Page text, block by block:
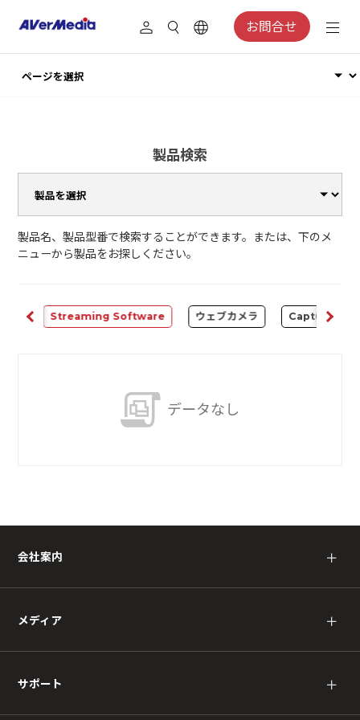
お問合せ
製品検索
製品名、製品型番で検索することができます。または、下のメ
ニューから製品をお探しください。
Streaming Software ウェブカメラ Capture
データなし
会社案内 ＋
メディア ＋
サポート ＋